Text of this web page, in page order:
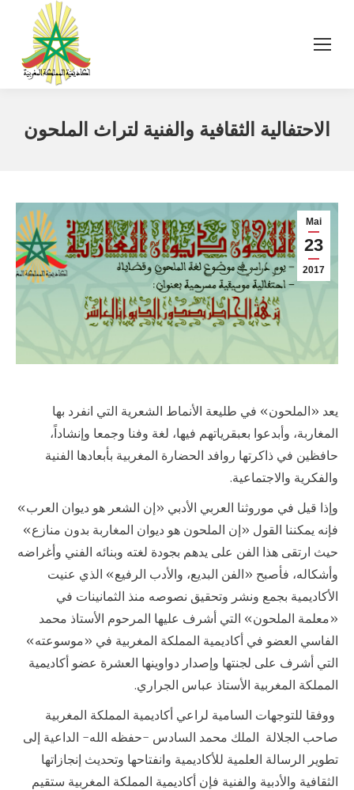
الاحتفالية الثقافية والفنية لتراث الملحون
Mai
23
2017
يعد «الملحون» في طليعة الأنماط الشعرية التي انفرد بها
المغاربة، وأبدعوا بعبقرياتهم فيها، لغة وفنا وجمعا وإنشاداً،
حافظين في ذاكرتها روافد الحضارة المغربية بأبعادها الفنية
والفكرية والاجتماعية.
وإذا قيل في موروثنا العربي الأدبي «إن الشعر هو ديوان العرب»
فإنه يمكننا القول «إن الملحون هو ديوان المغاربة بدون منازع»
حيث ارتقى هذا الفن على يدهم بجودة لغته وبنائه الفني وأغراضه
وأشكاله، فأصبح «الفن البديع، والأدب الرفيع» الذي عنيت
الأكاديمية بجمع ونشر وتحقيق نصوصه منذ الثمانينات في
«معلمة الملحون» التي أشرف عليها المرحوم الأستاذ محمد
الفاسي العضو في أكاديمية المملكة المغربية في «موسوعته»
التي أشرف على لجنتها وإصدار دواوينها العشرة عضو أكاديمية
المملكة المغربية الأستاذ عباس الجراري.
ووفقا للتوجهات السامية لراعي أكاديمية المملكة المغربية
صاحب الجلالة الملك محمد السادس -حفظه الله- الداعية إلى
تطوير الرسالة العلمية للأكاديمية وانفتاحها وتحديث إنجازاتها
الثقافية والأدبية والفنية فإن أكاديمية المملكة المغربية ستقيم